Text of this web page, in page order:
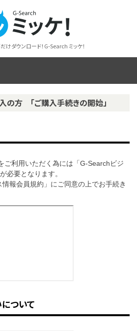
けダウンロード！G-Search ミッケ！
方 「ご購入手続きの開始」
ご利用いただく為には「G-Searchビジ
必要となります。
報会員規約」にご同意の上でお手続き
ついて